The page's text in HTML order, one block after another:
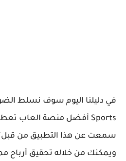
في دليلنا اليوم سوف نسلط
Sports أفضل منصة العاب
سمعت عن هذا التطبيق من قبل؟
ويمكنك من خلاله تحقيق أرباح